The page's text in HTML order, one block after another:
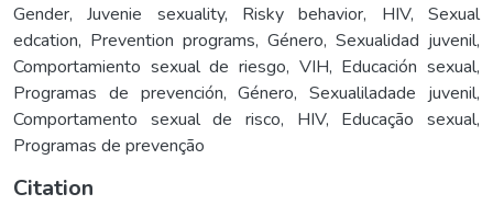
Gender,Juvenie sexuality, Risky behavior, HIV,Sexual
edcation, Prevention programs, Género, Sexualidad juvenil,
Comportamiento sexual de riesgo, VIH, Educación sexual,
Programas de prevención,Género,Sexualiladade juvenil,
Comportamento sexual de risco, HIV, Educação sexual,
Programas de prevenção
Citation